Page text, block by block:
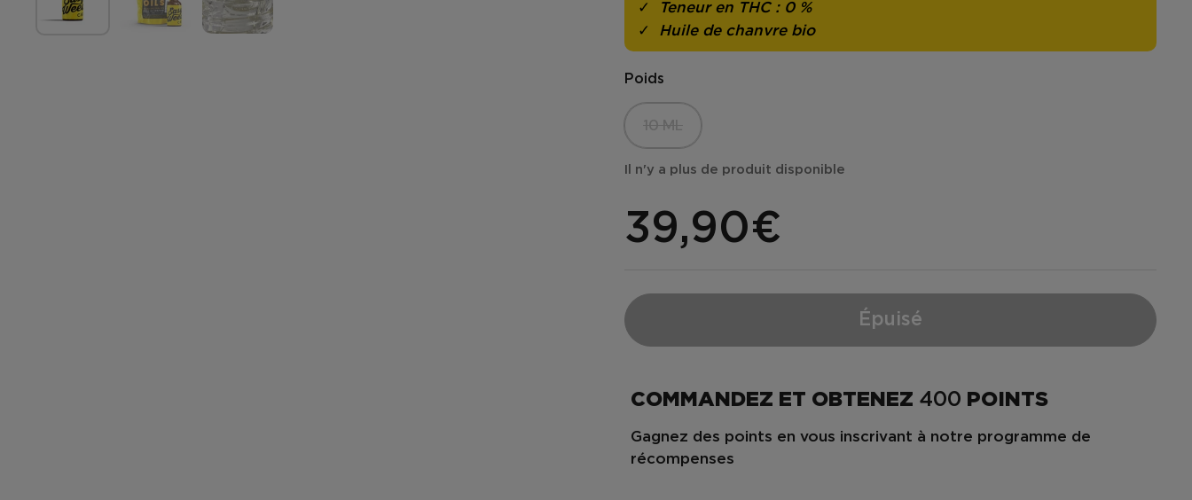
Teneur en THC : 0 %
Huile de chanvre bio
Poids
10 ML
Il n'y a plus de produit disponible
39,90€
Épuisé
COMMANDEZ ET OBTENEZ 400 POINTS
Gagnez des points en vous inscrivant à notre programme de
récompenses